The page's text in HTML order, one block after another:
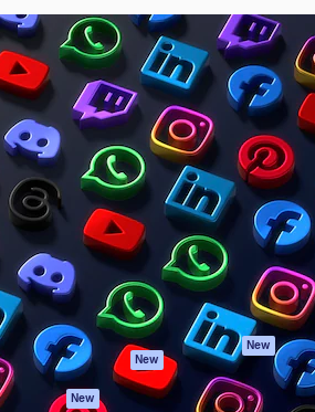
Produtos
Spaces
Assistente de IA
Gerador de
imagens
Gerador de vídeos
Texto para voz
Conteúdo de stock
MCP para
Claude/ChatGPT
New
Agentes New
Começar
Academy
Documentação
Atendimento
Termos e
condições
Política de
privacidade
Originais New
Política de cookies
Central de